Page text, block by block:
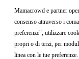
Mamacrowd e partner
consenso attraverso i
preferenze", utilizzare
propri o di terzi, per
linea con le tue preferenze.